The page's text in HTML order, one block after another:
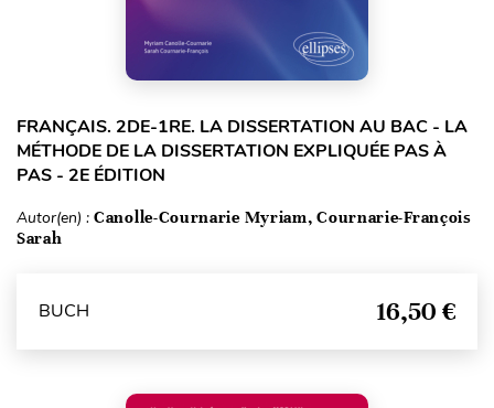
FRANÇAIS. 2DE-1RE. LA DISSERTATION AU BAC - LA
MÉTHODE DE LA DISSERTATION EXPLIQUÉE PAS À
PAS - 2E ÉDITION
Autor(en) : Canolle-Cournarie Myriam, Cournarie-François
Sarah
BUCH 16,50 €